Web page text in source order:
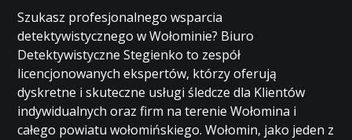
Szukasz profesjonalnego wsparcia
detektywistycznego w Wołominie? Biuro
Detektywistyczne Stegienko to zespół
licencjonowanych ekspertów, którzy oferują
dyskretne i skuteczne usługi śledcze dla Klientów
indywidualnych oraz firm na terenie Wołomina i
całego powiatu wołomińskiego. Wołomin, jako jeden z